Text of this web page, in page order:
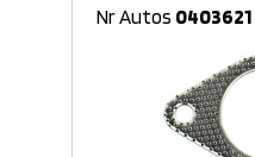
Nr Autos 0403621